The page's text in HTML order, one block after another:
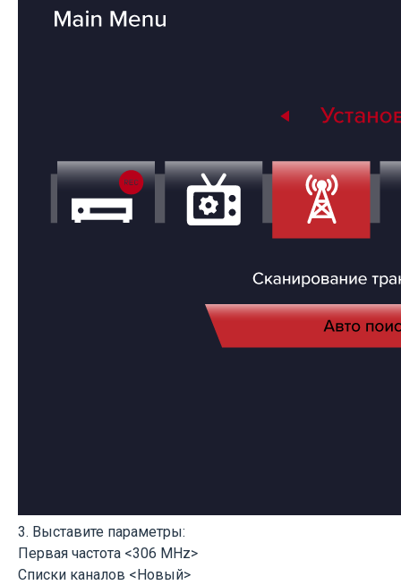
3. Выставите параметры:
Первая частота <306 MHz>
Списки каналов <Новый>